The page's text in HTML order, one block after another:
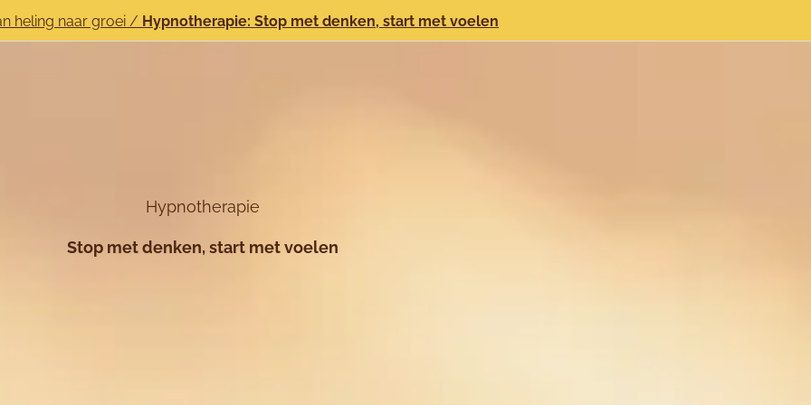
heling naar groei / Hypnotherapie: Stop met denken, start met voelen
Hypnotherapie
Stop met denken, start met voelen